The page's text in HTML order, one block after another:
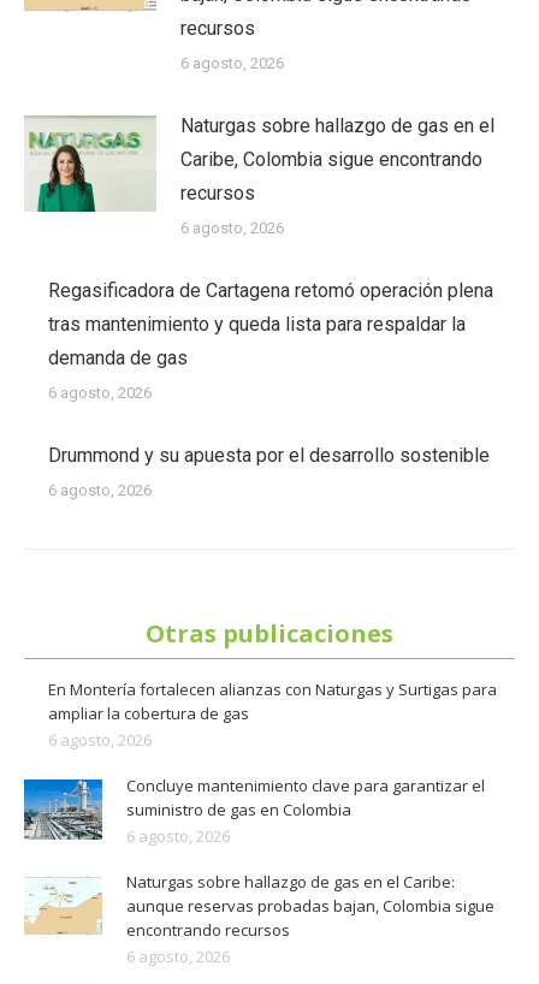
recursos
6 agosto, 2026
Naturgas sobre hallazgo de gas en el
Caribe, Colombia sigue encontrando
recursos
6 agosto, 2026
Regasificadora de Cartagena retomó operación plena
tras mantenimiento y queda lista para respaldar la
demanda de gas
6 agosto, 2026
Drummond y su apuesta por el desarrollo sostenible
6 agosto, 2026
Otras publicaciones
En Montería fortalecen alianzas con Naturgas y Surtigas para
ampliar la cobertura de gas
6 agosto, 2026
Concluye mantenimiento clave para garantizar el
suministro de gas en Colombia
6 agosto, 2026
Naturgas sobre hallazgo de gas en el Caribe:
aunque reservas probadas bajan, Colombia sigue
encontrando recursos
6 agosto, 2026